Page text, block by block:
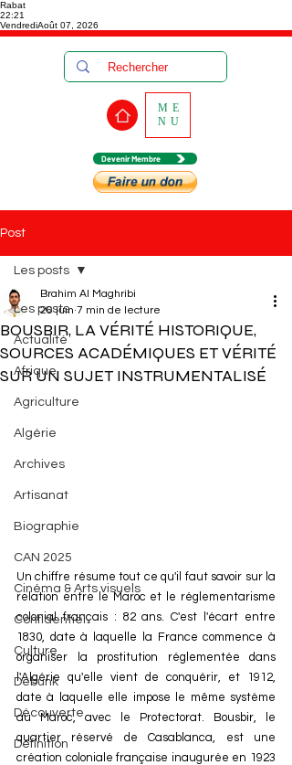
Rabat
22:21
VendrediAoût 07, 2026
Devenir Membre
ME
NU
Post
Les posts
Actualité
Afrique
Agriculture
Algérie
Archives
Artisanat
Biographie
CAN 2025
Cinéma & Arts visuels
Confidentiel
Culture
Debunk
Découverte
Définition
Les posts
BOUSBIR, LA VÉRITÉ HISTORIQUE,
SOURCES ACADÉMIQUES ET VÉRITÉ
SUR UN SUJET INSTRUMENTALISÉ
Brahim Al Maghribi
26 juin 7 min de lecture
Un chiffre résume tout ce qu'il faut savoir sur la
relation entre le Maroc et le réglementarisme
colonial français : 82 ans. C'est l'écart entre
1830, date à laquelle la France commence à
organiser la prostitution réglementée dans
l'Algérie qu'elle vient de conquérir, et 1912,
date à laquelle elle impose le même système
au Maroc, avec le Protectorat. Bousbir, le
quartier réservé de Casablanca, est une
création coloniale française inaugurée en 1923